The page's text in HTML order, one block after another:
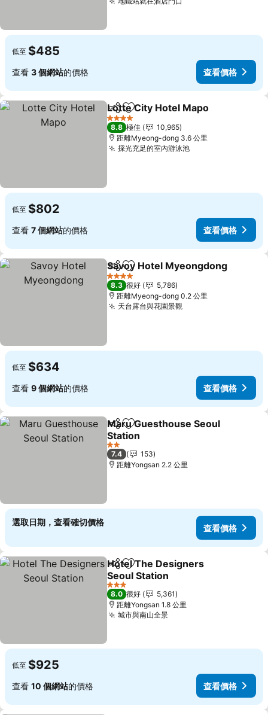
低至 $485
查看 3 個網站的價格 查看價格
分享 放到收藏夾
Lotte City Hotel Mapo
4 星級
8.8 極佳
10,965
距離Myeong-dong 3.6 公里
採光充足的室內游泳池查看價格
低至 $802
查看 7 個網站的價格 查看價格
分享 放到收藏夾
Savoy Hotel Myeongdong
4 星級
8.3 很好
5,786
距離Myeong-dong 0.2 公里
天台露台與花園景觀查看價格
低至 $634
查看 9 個網站的價格 查看價格
分享 放到收藏夾
Maru Guesthouse Seoul
Station
查看價格
2 星級
7.4
153
距離Yongsan 2.2 公里
選取日期，查看確切價格
查看價格
分享 放到收藏夾
Hotel The Designers
Seoul Station
查看價格
3 星級
8.0 很好
5,361
距離Yongsan 1.8 公里
城市與南山全景查看價格
低至 $925
查看 10 個網站的價格 查看價格